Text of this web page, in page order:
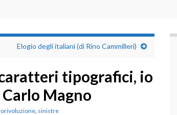
Elogio degli italiani (di Rino Cammilleri)
tipografici, io
Magno
, sinistre